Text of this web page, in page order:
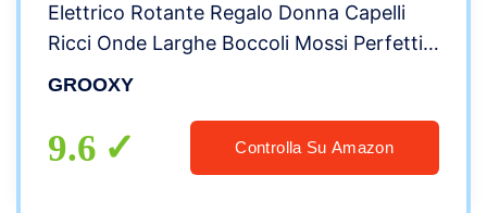
Elettrico Rotante Regalo Donna Capelli
Ricci Onde Larghe Boccoli Mossi Perfetti
Professionale Pro Hair Curler Piastra
GROOXY
9.6 Controlla Su Amazon